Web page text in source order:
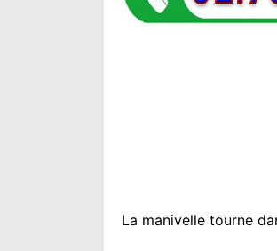
La manivelle tourne